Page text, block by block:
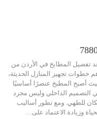
تفصيل المطابخ في الأردن من
خطوات تجهيز المنازل الحديثة،
أصبح المطبخ عنصرًا أساسيًا
التصميم الداخلي وليس مجرد
للطهي. ومع تطور أساليب
وزيادة الاعتماد على…